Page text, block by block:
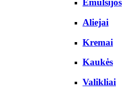
Emulsijos
Aliejai
Kremai
Kaukės
Valikliai